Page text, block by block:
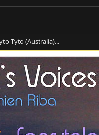
Tyto (Australia)...